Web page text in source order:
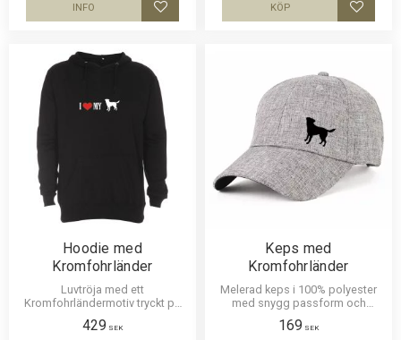
Lägg till i favoriter
INFO
Lägg
KÖP
Hoodie med
Kromfohrländer
Luvtröja med ett
Kromfohrländermotiv tryckt på
cm.
429 SEK
Keps med
Kromfohrländer
Melerad keps i 100% polyester
med snygg passform och
Kromfohrländer
169 SEK